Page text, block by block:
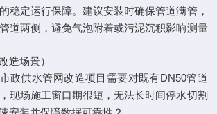
稳定运行保障。建议安装时确保管道满管，
道两侧，避免气泡附着或污泥沉积影响测量
造场景）
政供水管网改造项目需要对既有DN50管道
现场施工窗口期很短，无法长时间停水切割